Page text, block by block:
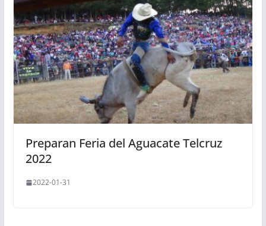
Preparan Feria del Aguacate Telcruz
2022
2022-01-31